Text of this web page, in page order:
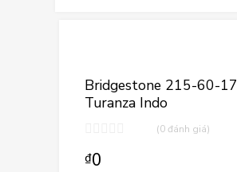
Bridgestone 215-60-17
Turanza Indo
(0 đánh giá)
₫0